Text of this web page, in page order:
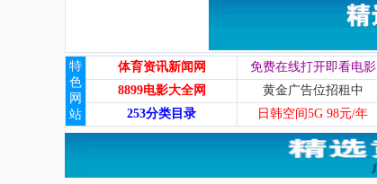
特
色
网
站
体育资讯新闻网 免费在线打开即看电影
8899电影大全网
黄金广告位招租中
253分类目录
日韩空间5G 98元/年